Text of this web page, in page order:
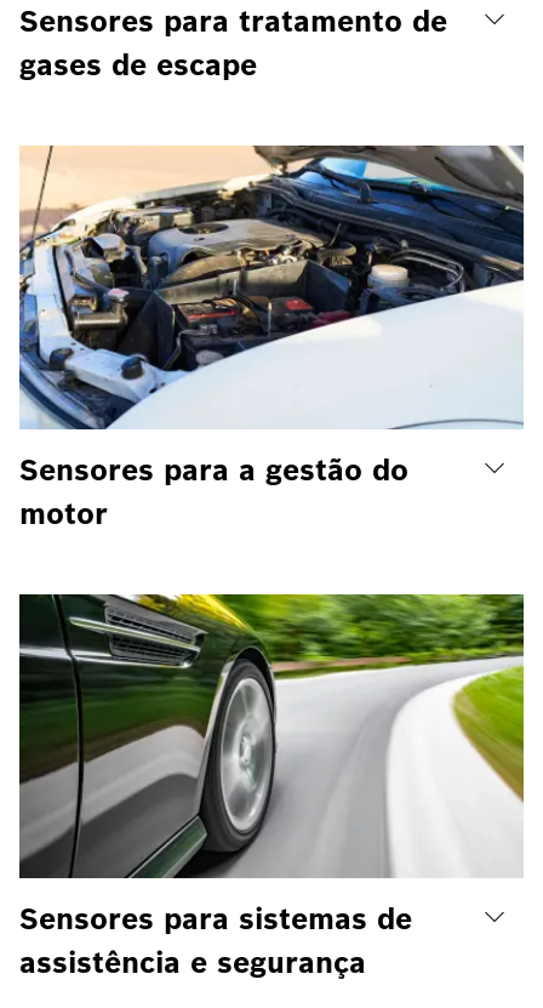
Sensores para tratamento de
gases de escape
Sensores para a gestão do
motor
Sensores para sistemas de
assistência e segurança